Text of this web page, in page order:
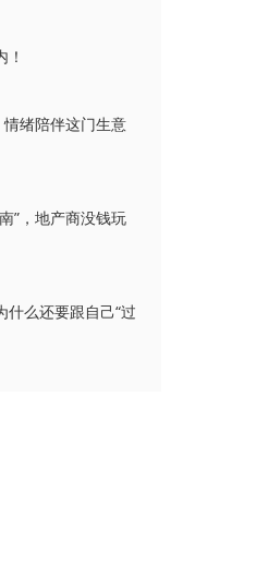
情绪陪伴这门生意
”，地产商没钱玩
什么还要跟自己“过